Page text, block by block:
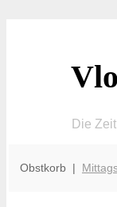
Die
Obstkorb |